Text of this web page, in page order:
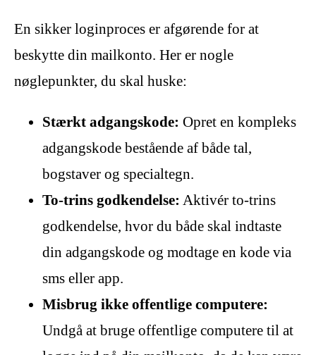
En sikker loginproces er afgørende for at
beskytte din mailkonto. Her er nogle
nøglepunkter, du skal huske:
Stærkt adgangskode: Opret en kompleks
adgangskode bestående af både tal,
bogstaver og specialtegn.
To-trins godkendelse: Aktivér to-trins
godkendelse, hvor du både skal indtaste
din adgangskode og modtage en kode via
sms eller app.
Misbrug ikke offentlige computere:
Undgå at bruge offentlige computere til at